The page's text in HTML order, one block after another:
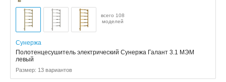
всего 108
моделей
Сунержа
Полотенцесушитель электрический Сунержа Галант 3.1 МЭМ
левый
Размер: 13 вариантов